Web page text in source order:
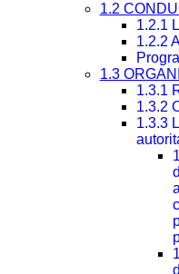
1.2
1.2.1
1.2.2
1.3
1.3.1
1.3.2
1.3.3